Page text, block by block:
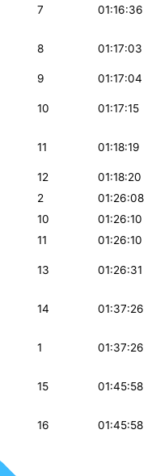
7 01:16:36
8 01:17:03
9 01:17:04
10 01:17:15
11 01:18:19
12
01:18:20
2
01:26:08
10
01:26:10
11 01:26:10
13 01:26:31
14 01:37:26
1 01:37:26
15 01:45:58
16 01:45:58